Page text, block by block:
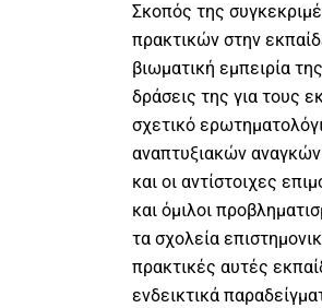
Σκοπός της
πρακτικών στην
βιωματική εμπειρία
δράσεις της για τους
σχετικό
αναπτυξιακών
και οι αντίστοιχες
και όμιλοι
τα σχολεία
πρακτικές αυτές
ενδεικτικά